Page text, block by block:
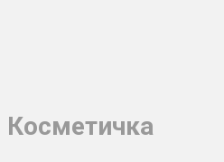
Косметичка